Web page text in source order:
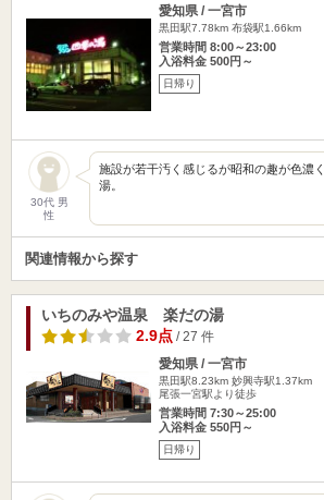
愛知県 / 一宮市
黒田駅7.78km 布袋駅1.66km
営業時間 8:00～23:00
入浴料金 500円～
日帰り
30代 男
性
施設が若干汚く感じるが昭和の趣が色濃
湯。
関連情報から探す
いちのみや温泉 楽だの湯
2.9点/ 27 件
愛知県 / 一宮市
黒田駅8.23km 妙興寺駅1.37km
尾張一宮駅より徒歩
営業時間 7:30～25:00
入浴料金 550円～
日帰り